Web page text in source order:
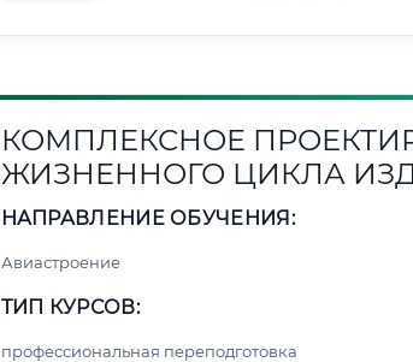
КОМПЛЕКСНОЕ
ЖИЗНЕННОГО ЦИКЛА
НАПРАВЛЕНИЕ ОБУЧЕНИЯ:
Авиастроение
ТИП КУРСОВ:
профессиональная переподготовка